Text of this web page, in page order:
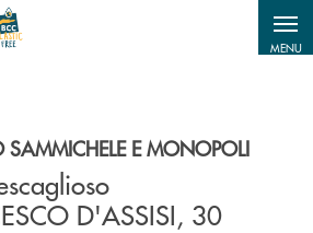
MENU
SAMMICHELE E MONOPOLI
D'ASSISI, 30